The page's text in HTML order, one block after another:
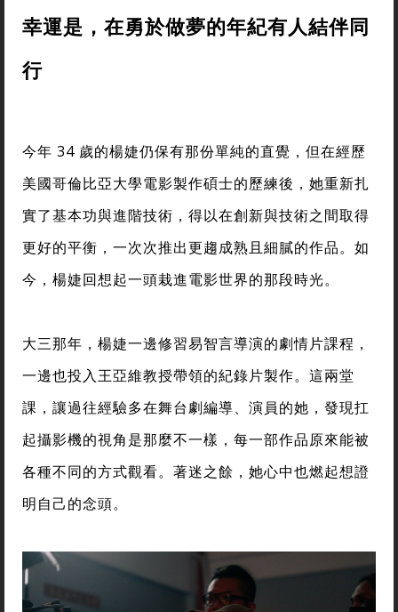
幸運是，在勇於做夢的年紀有人結伴同
行
今年 34 歲的楊婕仍保有那份單純的直覺，但在經歷
美國哥倫比亞大學電影製作碩士的歷練後，她重新扎
實了基本功與進階技術，得以在創新與技術之間取得
更好的平衡，一次次推出更趨成熟且細膩的作品。如
今，楊婕回想起一頭栽進電影世界的那段時光。
大三那年，楊婕一邊修習易智言導演的劇情片課程，
一邊也投入王亞維教授帶領的紀錄片製作。這兩堂
課，讓過往經驗多在舞台劇編導、演員的她，發現扛
起攝影機的視角是那麼不一樣，每一部作品原來能被
各種不同的方式觀看。著迷之餘，她心中也燃起想證
明自己的念頭。